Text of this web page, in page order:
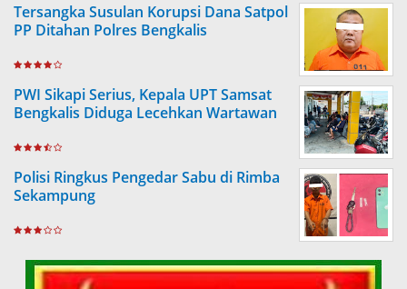
Tersangka Susulan Korupsi Dana Satpol
PP Ditahan Polres Bengkalis
PWI Sikapi Serius, Kepala UPT Samsat
Bengkalis Diduga Lecehkan Wartawan
Polisi Ringkus Pengedar Sabu di Rimba
Sekampung